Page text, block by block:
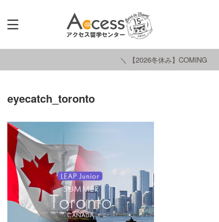
＼ 【2026冬休み】COMING
eyecatch_toronto